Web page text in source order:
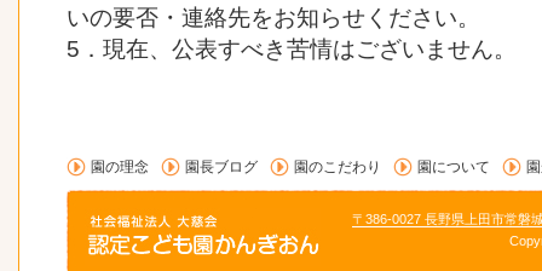
いの要否・連絡先をお知らせください。
5．現在、公表すべき苦情はございません。
園の理念 園長ブログ 園のこだわり 園について
〒386-0027 長野県上田市常磐